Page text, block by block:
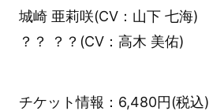
城崎 亜莉咲(CV：山下 七海)
？？ ？？(CV：高木 美佑)
チケット情報：6,480円(税込)